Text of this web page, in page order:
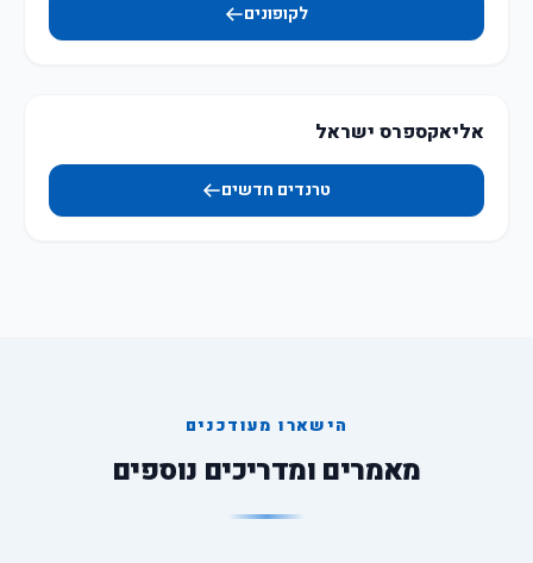
לקופונים
אליאקספרס ישראל
טרנדים חדשים
הישארו מעודכנים
מאמרים ומדריכים נוספים